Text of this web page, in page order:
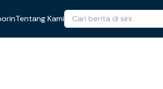
Tentang Kami